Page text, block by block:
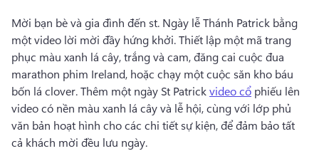
Mời bạn bè và gia đình đến st. Ngày lễ Thánh Patrick bằng
một video lời mời đầy hứng khởi. Thiết lập một mã trang
phục màu xanh lá cây, trắng và cam, đăng cai cuộc đua
marathon phim Ireland, hoặc chạy một cuộc săn kho báu
bốn lá clover. Thêm một ngày St Patrick video cổ phiếu lên
video có nền màu xanh lá cây và lễ hội, cùng với lớp phủ
văn bản hoạt hình cho các chi tiết sự kiện, để đảm bảo tất
cả khách mời đều lưu ngày.